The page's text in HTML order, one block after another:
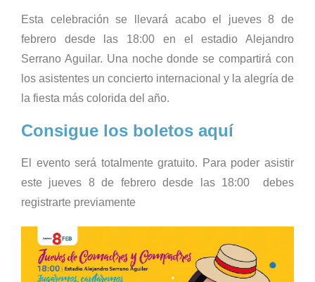
Esta celebración se llevará acabo el jueves 8 de
febrero desde las 18:00 en el estadio Alejandro
Serrano Aguilar. Una noche donde se compartirá con
los asistentes un concierto internacional y la alegría de
la fiesta más colorida del año.
Consigue los boletos aquí
El evento será totalmente gratuito. Para poder asistir
este jueves 8 de febrero desde las 18:00 debes
registrarte previamente